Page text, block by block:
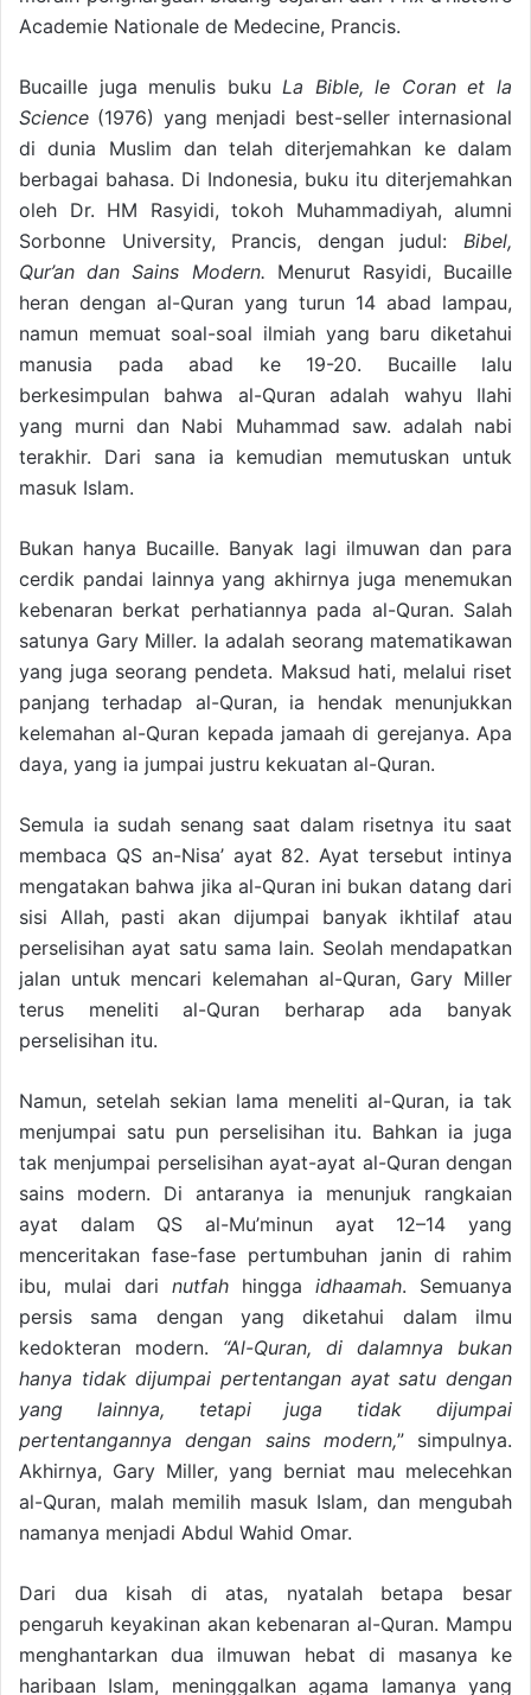
Academie Nationale de Medecine, Prancis.
Bucaille juga menulis bukuLa Bible, le Coran et la
Science (1976) yang menjadi best-seller internasional
di dunia Muslim dan telah diterjemahkan ke dalam
berbagai bahasa. Di Indonesia, buku itu diterjemahkan
oleh Dr. HM Rasyidi, tokoh Muhammadiyah, alumni
Sorbonne University, Prancis, dengan judul: Bibel,
Qur’an dan Sains Modern. Menurut Rasyidi, Bucaille
heran dengan al-Quran yang turun 14 abad lampau,
namun memuat soal-soal ilmiah yang baru diketahui
manusia pada abad ke 19-20. Bucaille lalu
berkesimpulan bahwa al-Quran adalah wahyu Ilahi
yang murni dan Nabi Muhammad saw. adalah nabi
terakhir. Dari sana ia kemudian memutuskan untuk
masuk Islam.
Bukan hanya Bucaille. Banyak lagi ilmuwan dan para
cerdik pandai lainnya yang akhirnya juga menemukan
kebenaran berkat perhatiannya pada al-Quran. Salah
satunya Gary Miller. Ia adalah seorang matematikawan
yang juga seorang pendeta. Maksud hati, melalui riset
panjang terhadap al-Quran, ia hendak menunjukkan
kelemahan al-Quran kepada jamaah di gerejanya. Apa
daya, yang ia jumpai justru kekuatan al-Quran.
Semula ia sudah senang saat dalam risetnya itu saat
membaca QS an-Nisa’ ayat 82. Ayat tersebut intinya
mengatakan bahwa jika al-Quran ini bukan datang dari
sisi Allah, pasti akan dijumpai banyak ikhtilaf atau
perselisihan ayat satu sama lain. Seolah mendapatkan
jalan untuk mencari kelemahan al-Quran, Gary Miller
terus meneliti al-Quran berharap ada banyak
perselisihan itu.
Namun, setelah sekian lama meneliti al-Quran, ia tak
menjumpai satu pun perselisihan itu. Bahkan ia juga
tak menjumpai perselisihan ayat-ayat al-Quran dengan
sains modern. Di antaranya ia menunjuk rangkaian
ayat dalam QS al-Mu’minun ayat 12–14 yang
menceritakan fase-fase pertumbuhan janin di rahim
ibu, mulai dari nutfah hingga idhaamah. Semuanya
persis sama dengan yang diketahui dalam ilmu
kedokteran modern. “Al-Quran, di dalamnya bukan
hanya tidak dijumpai pertentangan ayat satu dengan
yang lainnya, tetapi juga tidak dijumpai
pertentangannya dengan sains modern,” simpulnya.
Akhirnya, Gary Miller, yang berniat mau melecehkan
al-Quran, malah memilih masuk Islam, dan mengubah
namanya menjadi Abdul Wahid Omar.
Dari dua kisah di atas, nyatalah betapa besar
pengaruh keyakinan akan kebenaran al-Quran. Mampu
menghantarkan dua ilmuwan hebat di masanya ke
haribaan Islam, meninggalkan agama lamanya yang